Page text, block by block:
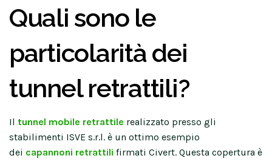
Quali sono le
particolarità dei
tunnel retrattili?
Il tunnel mobile retrattile realizzato presso gli
stabilimenti ISVE s.r.l. è un ottimo esempio
dei capannoni retrattili firmati Civert. Questa copertura è